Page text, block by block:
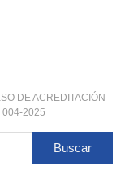
DE ACREDITACIÓN
004-2025